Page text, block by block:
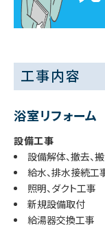
工事内容
浴室リフォーム
設備工事
設備解体、撤去、
給水、排水接続工
照明、ダクト工事
新規設備取付
給湯器交換工事